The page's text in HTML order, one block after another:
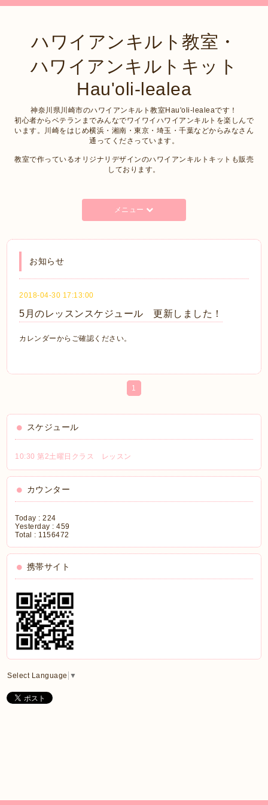
ハワイアンキルト教室・
ハワイアンキルトキット
Hau'oli-lealea
神奈川県川崎市のハワイアンキルト教室Hau'oli-lealeaです！
初心者からベテランまでみんなでワイワイハワイアンキルトを楽しんで
います。川崎をはじめ横浜・湘南・東京・埼玉・千葉などからみなさん
通ってくださっています。
教室で作っているオリジナリデザインのハワイアンキルトキットも販売
しております。
メニュー
お知らせ
2018-04-30 17:13:00
5月のレッスンスケジュール 更新しました！
カレンダーからご確認ください。
1
スケジュール
10:30 第2土曜日クラス レッスン
カウンター
Today :224
Yesterday :459
Total : 1156472
携帯サイト
Select Language ▼